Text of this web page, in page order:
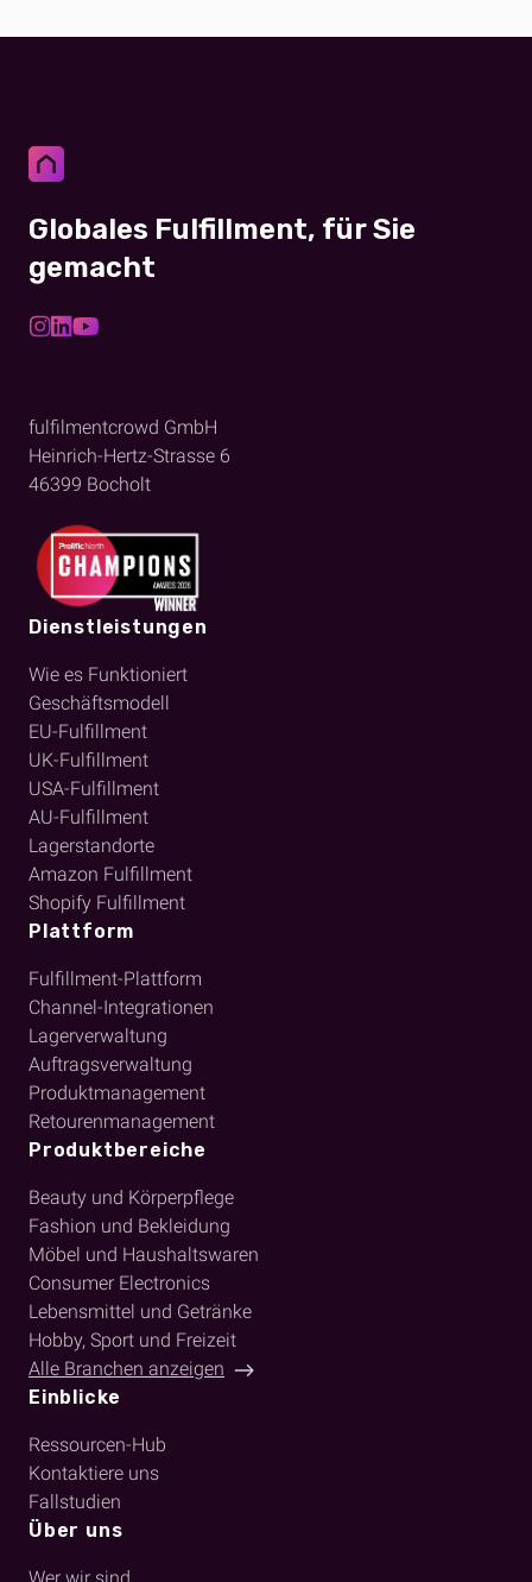
Globales Fulfillment, für Sie
gemacht
fulfilmentcrowd GmbH
Heinrich-Hertz-Strasse 6
46399 Bocholt
Dienstleistungen
Wie es Funktioniert
Geschäftsmodell
EU-Fulfillment
UK-Fulfillment
USA-Fulfillment
AU-Fulfillment
Lagerstandorte
Amazon Fulfillment
Shopify Fulfillment
Plattform
Fulfillment-Plattform
Channel-Integrationen
Lagerverwaltung
Auftragsverwaltung
Produktmanagement
Retourenmanagement
Produktbereiche
Beauty und Körperpflege
Fashion und Bekleidung
Möbel und Haushaltswaren
Consumer Electronics
Lebensmittel und Getränke
Hobby, Sport und Freizeit
Alle Branchen anzeigen
Einblicke
Ressourcen-Hub
Kontaktiere uns
Fallstudien
Über uns